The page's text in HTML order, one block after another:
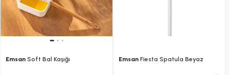
Emsan Soft Bal Kaşığı EmsanFiesta Spatula Beyaz